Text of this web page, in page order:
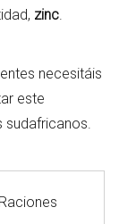
zinc
necesitáis
este
Raciones